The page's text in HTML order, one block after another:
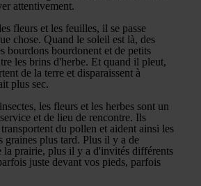
attentivement.
fleurs et les feuilles, il se passe
chose. Quand le soleil est là, des
bourdons bourdonent et de petits
les brins d'herbe. Et quand il pleut,
de la terre et disparaissent à
plus sec.
les fleurs et les herbes sont un
et de lieu de rencontre. Ils
du pollen et aident ainsi les
graines plus tard. Plus il y a de
la prairie, plus il y a d'invités différents
juste devant vos pieds, parfois